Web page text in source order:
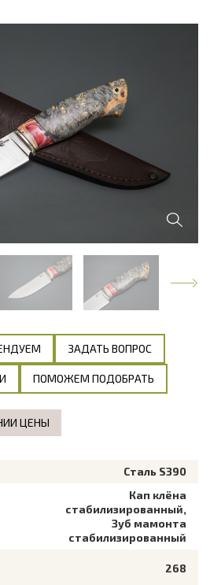
ЗАДАТЬ ВОПРОС
ПОМОЖЕМ ПОДОБРАТЬ
ЦЕНЫ
Сталь S390
Кап клёна
стабилизированный,
Зуб мамонта
стабилизированный
268